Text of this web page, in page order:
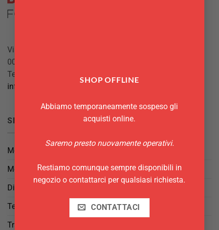
SHOP OFFLINE
Abbiamo temporaneamente sospeso gli
acquisti online.
Saremo presto nuovamente operativi.
Restiamo comunque sempre disponibili in
negozio o contattarci per qualsiasi richiesta.
CONTATTACI
Via Giuseppe Mazzini, 10
00042 Anzio (RM)
Tel.
info@delgattoforniture.it
SICUREZZA
Metodi di Pagamento
Metodi di Spedizione
Diritto di Reso
Termini e Condizioni
Trattamento dei Dati